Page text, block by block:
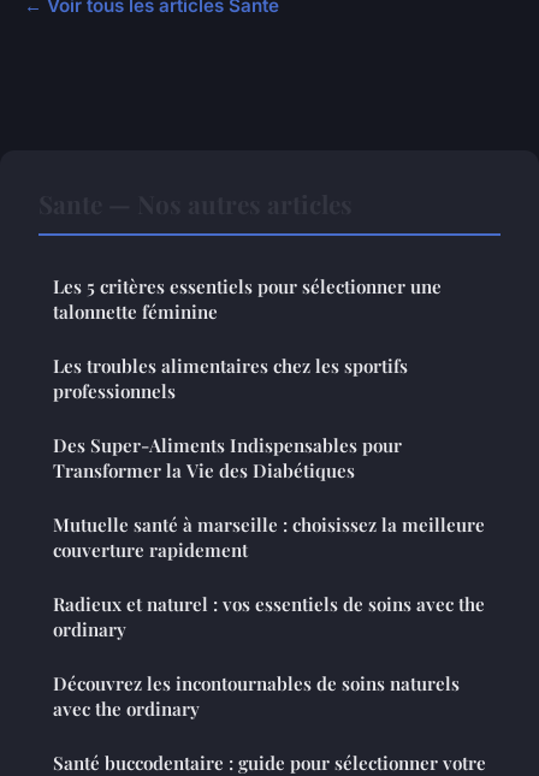
← Voir tous les articles Sante
Les 5 critères essentiels pour sélectionner une
talonnette féminine
Les troubles alimentaires chez les sportifs
professionnels
Des Super-Aliments Indispensables pour
Transformer la Vie des Diabétiques
Mutuelle santé à marseille : choisissez la meilleure
couverture rapidement
Radieux et naturel : vos essentiels de soins avec the
ordinary
Découvrez les incontournables de soins naturels
avec the ordinary
Santé buccodentaire : guide pour sélectionner votre